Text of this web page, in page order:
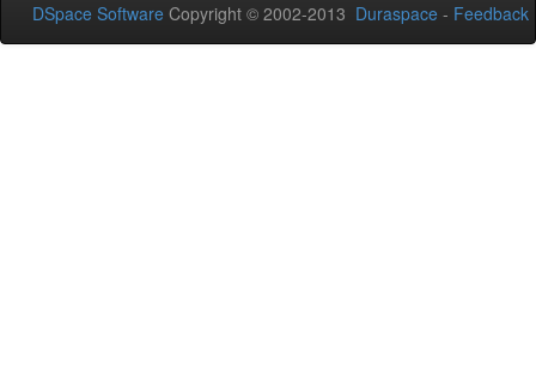
DSpace Software Copyright © 2002-2013 Duraspace - Feedback